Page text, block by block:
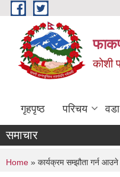
Skip to main content
कोशी
गृहपृष्ठ परिचय
समाचार
You are here
Home » कार्यक्रम सम्झौता गर्न आउने